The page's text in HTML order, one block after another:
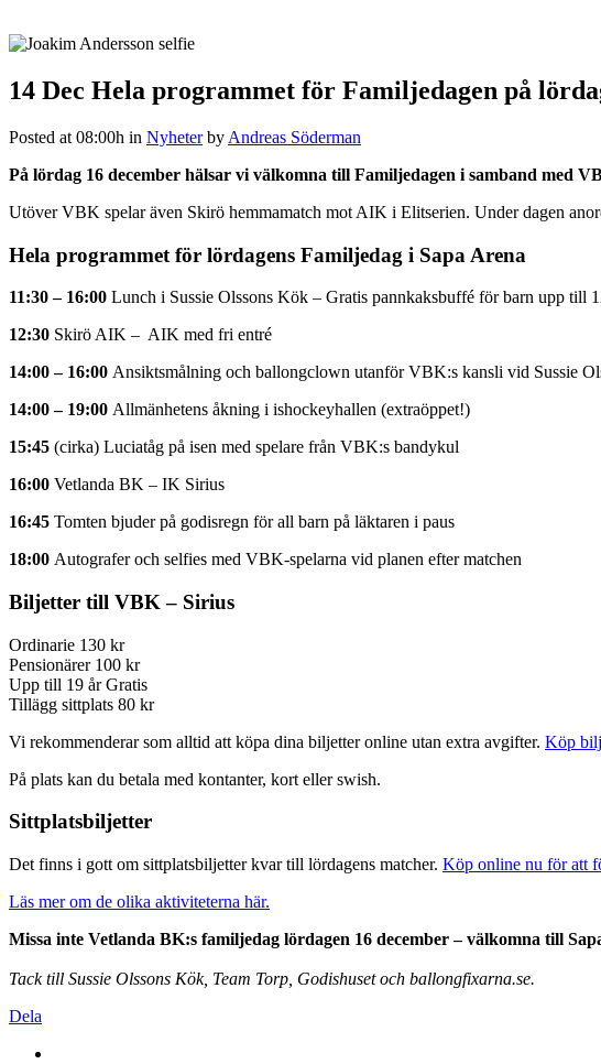
14 Dec Hela programmet för Familjedagen på
Posted at 08:00h in Nyheter by Andreas Söderman
På lördag 16 december hälsar vi välkomna till Familjedagen i samband med
Utöver VBK spelar även Skirö hemmamatch mot AIK i Elitserien. Under dagen
Hela programmet för lördagens Familjedag i Sapa Arena
11:30 – 16:00 Lunch i Sussie Olssons Kök – Gratis pannkaksbuffé för barn upp till
12:30 Skirö AIK – AIK med fri entré
14:00 – 16:00 Ansiktsmålning och ballongclown utanför VBK:s kansli vid Sussie
14:00 – 19:00 Allmänhetens åkning i ishockeyhallen (extraöppet!)
15:45 (cirka) Luciatåg på isen med spelare från VBK:s bandykul
16:00 Vetlanda BK – IK Sirius
16:45 Tomten bjuder på godisregn för all barn på läktaren i paus
18:00 Autografer och selfies med VBK-spelarna vid planen efter matchen
Biljetter till VBK – Sirius
Ordinarie 130 kr
Pensionärer 100 kr
Upp till 19 år Gratis
Tillägg sittplats 80 kr
Vi rekommenderar som alltid att köpa dina biljetter online utan extra avgifter. Köp
På plats kan du betala med kontanter, kort eller swish.
Sittplatsbiljetter
Det finns i gott om sittplatsbiljetter kvar till lördagens matcher. Köp online nu för att
Läs mer om de olika aktiviteterna här.
Missa inte Vetlanda BK:s familjedag lördagen 16 december – välkomna till
Tack till Sussie Olssons Kök, Team Torp, Godishuset och ballongfixarna.se.
Dela